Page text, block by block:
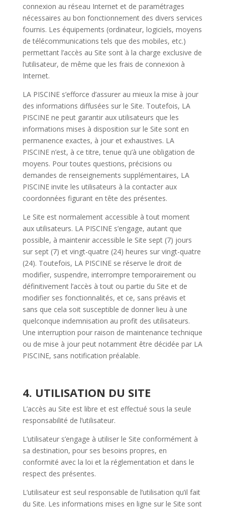
connexion au réseau Internet et de paramétrages
nécessaires au bon fonctionnement des divers services
fournis. Les équipements (ordinateur, logiciels, moyens
de télécommunications tels que des mobiles, etc.)
permettant l’accès au Site sont à la charge exclusive de
l’utilisateur, de même que les frais de connexion à
Internet.
LA PISCINE s’efforce d’assurer au mieux la mise à jour
des informations diffusées sur le Site. Toutefois, LA
PISCINE ne peut garantir aux utilisateurs que les
informations mises à disposition sur le Site sont en
permanence exactes, à jour et exhaustives. LA
PISCINE n’est, à ce titre, tenue qu’à une obligation de
moyens. Pour toutes questions, précisions ou
demandes de renseignements supplémentaires, LA
PISCINE invite les utilisateurs à la contacter aux
coordonnées figurant en tête des présentes.
Le Site est normalement accessible à tout moment
aux utilisateurs. LA PISCINE s’engage, autant que
possible, à maintenir accessible le Site sept (7) jours
sur sept (7) et vingt-quatre (24) heures sur vingt-quatre
(24). Toutefois, LA PISCINE se réserve le droit de
modifier, suspendre, interrompre temporairement ou
définitivement l’accès à tout ou partie du Site et de
modifier ses fonctionnalités, et ce, sans préavis et
sans que cela soit susceptible de donner lieu à une
quelconque indemnisation au profit des utilisateurs.
Une interruption pour raison de maintenance technique
ou de mise à jour peut notamment être décidée par LA
PISCINE, sans notification préalable.
4. UTILISATION DU SITE
L’accès au Site est libre et est effectué sous la seule
responsabilité de l’utilisateur.
L’utilisateur s’engage à utiliser le Site conformément à
sa destination, pour ses besoins propres, en
conformité avec la loi et la réglementation et dans le
respect des présentes.
L’utilisateur est seul responsable de l’utilisation qu’il fait
du Site. Les informations mises en ligne sur le Site sont